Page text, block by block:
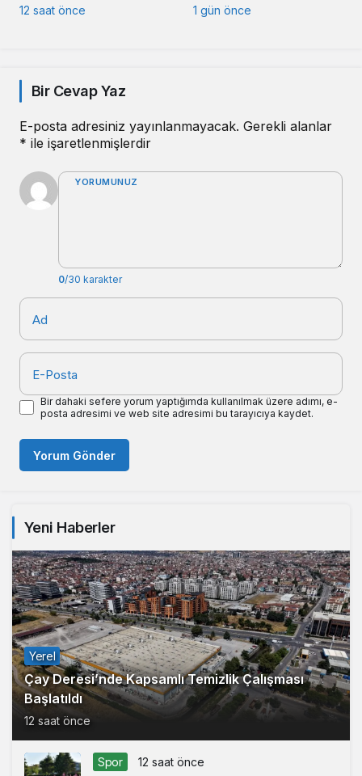
Altyapıda Hız Kesmiyor
12 saat önce
Girdi
1 gün önce
Bir Cevap Yaz
E-posta adresiniz yayınlanmayacak. Gerekli alanlar
* ile işaretlenmişlerdir
YORUMUNUZ
0/30 karakter
Ad
E-Posta
Bir dahaki sefere yorum yaptığımda kullanılmak üzere adımı, e-
posta adresimi ve web site adresimi bu tarayıcıya kaydet.
Yorum Gönder
Yeni Haberler
Yerel
Çay Deresi’nde Kapsamlı Temizlik Çalışması
Başlatıldı
12 saat önce
Spor 12 saat önce